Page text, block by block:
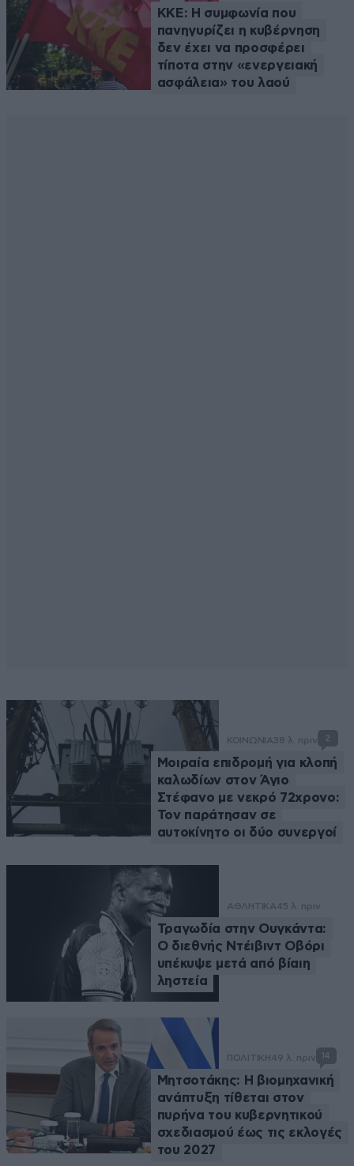
ΚΚΕ: Η συμφωνία που
πανηγυρίζει η κυβέρνηση
δεν έχει να προσφέρει
τίποτα στην «ενεργειακή
ασφάλεια» του λαού
ΚΟΙΝΩΝΙΑ38 λ. πριν 2
Μοιραία επιδρομή για κλοπή
καλωδίων στον Άγιο
Στέφανο με νεκρό 72χρονο:
Τον παράτησαν σε
αυτοκίνητο οι δύο συνεργοί
ΑΘΛΗΤΙΚΑ45 λ. πριν
Τραγωδία στην Ουγκάντα:
Ο διεθνής Ντέιβιντ Οβόρι
υπέκυψε μετά από βίαιη
ληστεία
ΠΟΛΙΤΙΚΗ49 λ. πριν 14
Μητσοτάκης: Η βιομηχανική
ανάπτυξη τίθεται στον
πυρήνα του κυβερνητικού
σχεδιασμού έως τις εκλογές
του 2027